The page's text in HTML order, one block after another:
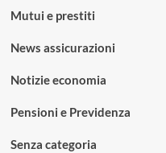
Mutui e prestiti
News assicurazioni
Notizie economia
Pensioni e Previdenza
Senza categoria